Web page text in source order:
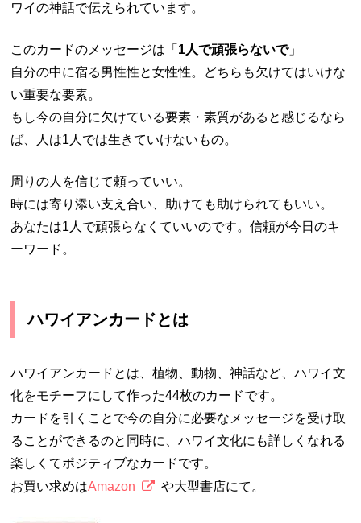
ワイの神話で伝えられています。
このカードのメッセージは「 1人で頑張らないで」
自分の中に宿る男性性と女性性。どちらも欠けてはいけな
い重要な要素。
もし今の自分に欠けている要素・素質があると感じるなら
ば、人は1人では生きていけないもの。
周りの人を信じて頼っていい。
時には寄り添い支え合い、助けても助けられてもいい。
あなたは1人で頑張らなくていいのです。信頼が今日のキ
ーワード。
ハワイアンカードとは
ハワイアンカードとは、植物、動物、神話など、ハワイ文
化をモチーフにして作った44枚のカードです。
カードを引くことで今の自分に必要なメッセージを受け取
ることができるのと同時に、ハワイ文化にも詳しくなれる
楽しくてポジティブなカードです。
お買い求めはAmazon や大型書店にて。